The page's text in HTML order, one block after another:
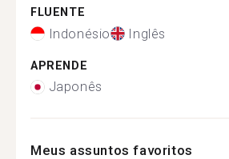
FLUENTE
Indonésio Inglês
APRENDE
Japonês
Meus assuntos favoritos